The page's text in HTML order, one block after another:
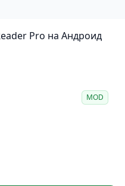
и Google Drive,
функций:
настроек,
ориентации
Pro на Андроид
MOD